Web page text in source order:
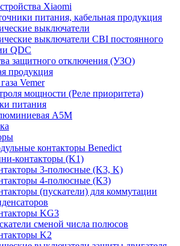
Xiaomi
питания, кабельная продукция
выключатели
выключатели CBI постоянного
QDC
защитного отключения (УЗО)
продукция
Vemer
мощности (Реле приоритета)
питания
А5М
контакторы Benedict
контакторы (K1)
3-полюсные (K3, K)
4-полюсные (K3)
(пускатели) для коммутации
KG3
сменой числа полюсов
K2